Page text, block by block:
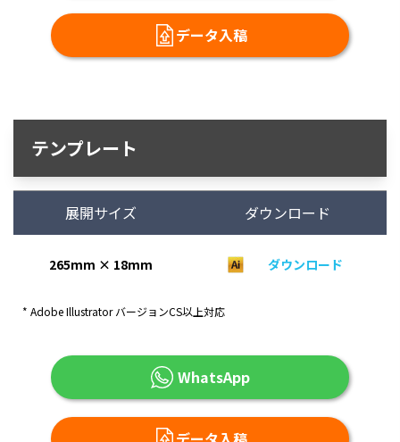
データ入稿
テンプレート
展開サイズ ダウンロード
265mm × 18mm ダウンロード
* Adobe Illustrator バージョンCS以上対応
WhatsApp